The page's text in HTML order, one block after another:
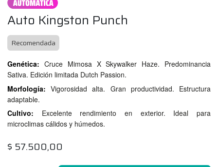
Auto Kingston Punch
Recomendada
Genética: Cruce Mimosa X Skywalker Haze. Predominancia
Sativa. Edición limitada Dutch Passion.
Morfología: Vigorosidad alta. Gran productividad. Estructura
adaptable.
Cultivo:
Excelente rendimiento en exterior. Ideal para
microclimas cálidos y húmedos.
$ 57.500,00